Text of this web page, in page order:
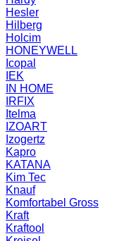
Hesler
Hilberg
Holcim
HONEYWELL
Icopal
IEK
IN HOME
IRFIX
Itelma
IZOART
Izogertz
Kapro
KATANA
Kim Tec
Knauf
Komfortabel Gross
Kraft
Kraftool